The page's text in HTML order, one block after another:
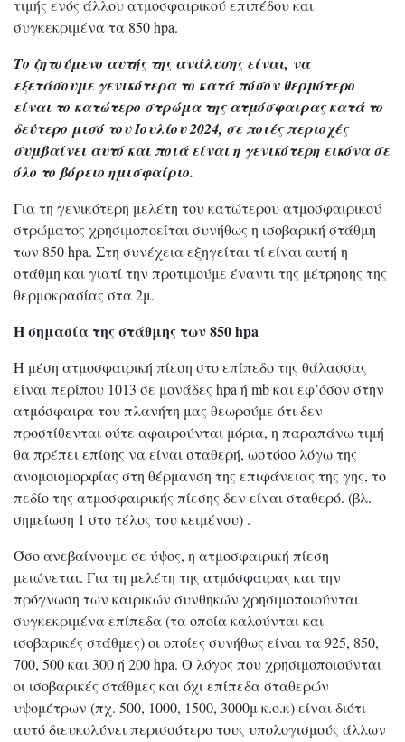
τιμής ενός άλλου ατμοσφαιρικού επιπέδου και
συγκεκριμένα τα 850 hpa.
Το ζητούμενο αυτής της ανάλυσης είναι, να
εξετάσουμε γενικότερα το κατά πόσον θερμότερο
είναι το κατώτερο στρώμα της ατμόσφαιρας κατά το
δεύτερο μισό του Ιουλίου 2024, σε ποιές περιοχές
συμβαίνει αυτό και ποιά είναι η γενικότερη εικόνα σε
όλο το βόρειο ημισφαίριο.
Για τη γενικότερη μελέτη του κατώτερου ατμοσφαιρικού
στρώματος χρησιμοποείται συνήθως η ισοβαρική στάθμη
των 850 hpa. Στη συνέχεια εξηγείται τί είναι αυτή η
στάθμη και γιατί την προτιμούμε έναντι της μέτρησης της
θερμοκρασίας στα 2μ.
Η σημασία της στάθμης των 850 hpa
Η μέση ατμοσφαιρική πίεση στο επίπεδο της θάλασσας
είναι περίπου 1013 σε μονάδες hpa ή mb και εφ’όσον στην
ατμόσφαιρα του πλανήτη μας θεωρούμε ότι δεν
προστίθενται ούτε αφαιρούνται μόρια, η παραπάνω τιμή
θα πρέπει επίσης να είναι σταθερή, ωστόσο λόγω της
ανομοιομορφίας στη θέρμανση της επιφάνειας της γης, το
πεδίο της ατμοσφαιρικής πίεσης δεν είναι σταθερό. (βλ.
σημείωση 1 στο τέλος του κειμένου) .
Όσο ανεβαίνουμε σε ύψος, η ατμοσφαιρική πίεση
μειώνεται. Για τη μελέτη της ατμόσφαιρας και την
πρόγνωση των καιρικών συνθηκών χρησιμοποιούνται
συγκεκριμένα επίπεδα (τα οποία καλούνται και
ισοβαρικές στάθμες) οι οποίες συνήθως είναι τα 925, 850,
700, 500 και 300 ή 200 hpa. Ο λόγος που χρησιμοποιούνται
οι ισοβαρικές στάθμες και όχι επίπεδα σταθερών
υψομέτρων (πχ. 500, 1000, 1500, 3000μ κ.ο.κ) είναι διότι
αυτό διευκολύνει περισσότερο τους υπολογισμούς άλλων